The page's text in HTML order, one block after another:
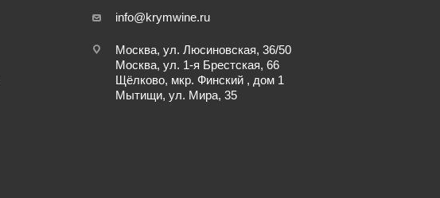
info@krymwine.ru
Москва, ул. Люсиновская, 36/50
Москва, ул. 1-я Брестская, 66
Щёлково, мкр. Финский , дом 1
Мытищи, ул. Мира, 35